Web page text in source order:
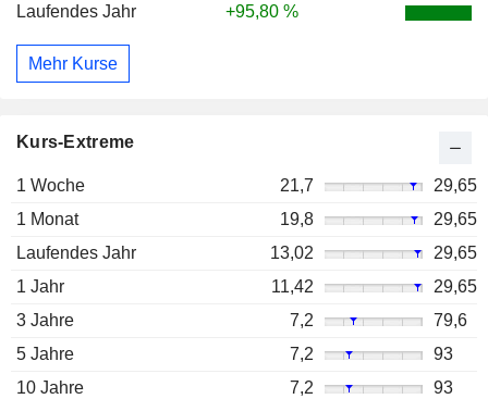
Laufendes Jahr
+95,80 %
Mehr Kurse
Kurs-Extreme
1 Woche 21,7
29,65
1 Monat
19,8
29,65
Laufendes Jahr
13,02
29,65
1 Jahr
11,42
29,65
3 Jahre
7,2
79,6
5 Jahre
7,2
93
10 Jahre
7,2 93